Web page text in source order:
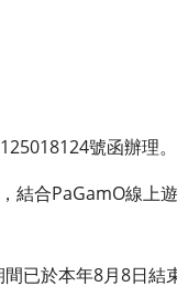
號函辦理。
結合PaGamO線上
已於本年8月8日